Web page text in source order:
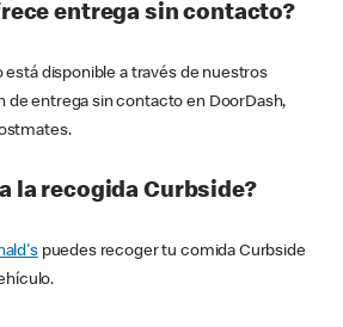
entrega sin contacto?
está disponible a través de nuestros
de entrega sin contacto en DoorDash,
la recogida Curbside?
puedes recoger tu comida Curbside